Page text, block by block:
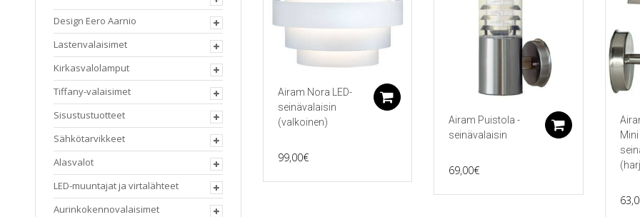
Airam Nora LED-
seinävalaisin
(valkoinen)
99,00€
Lisää ostoskoriin
Airam Puistola -
seinävalaisin
69,00€
Lisää
Mini
Design Eero Aarnio
Lastenvalaisimet
Kirkasvalolamput
Tiffany-valaisimet
Sisustustuotteet
Sähkötarvikkeet
Alasvalot
LED-muuntajat ja virtalähteet
Aurinkokennovalaisimet